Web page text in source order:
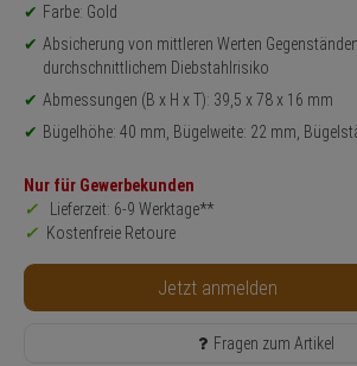
Farbe: Gold
Absicherung von mittleren Werten
durchschnittlichem Diebstahlrisiko
Abmessungen (B x H x T): 39,5 x 78 x 16 mm
Bügelhöhe: 40 mm, Bügelweite: 22 mm,
Nur für Gewerbekunden
Lieferzeit: 6-9 Werktage**
Kostenfreie Retoure
Jetzt anmelden
Fragen zum Artikel